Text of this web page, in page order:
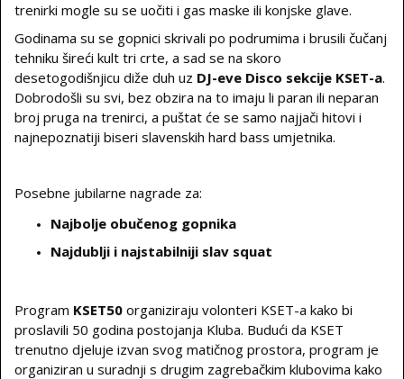
trenirki mogle su se uočiti i gas maske ili konjske glave.
Godinama su se gopnici skrivali po podrumima i brusili čučanj
tehniku šireći kult tri crte, a sad se na skoro
desetogodišnjicu diže duh uz DJ-eve Disco sekcije KSET-a.
Dobrodošli su svi, bez obzira na to imaju li paran ili neparan
broj pruga na trenirci, a puštat će se samo najjači hitovi i
najnepoznatiji biseri slavenskih hard bass umjetnika.
Posebne jubilarne nagrade za:
Najbolje obučenog gopnika
Najdublji i najstabilniji slav squat
Program KSET50 organiziraju volonteri KSET-a kako bi
proslavili 50 godina postojanja Kluba. Budući da KSET
trenutno djeluje izvan svog matičnog prostora, program je
organiziran u suradnji s drugim zagrebačkim klubovima kako